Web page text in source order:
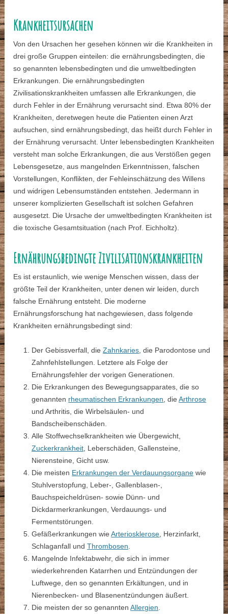
Krankheitsursachen
Von den Ursachen her gesehen können wir die Krankheiten in
drei große Gruppen einteilen: die ernährungsbedingten, die
so genannten lebensbedingten und die umweltbedingten
Erkrankungen. Die ernährungsbedingten
Zivilisationskrankheiten umfassen alle Erkrankungen, die
durch Fehler in der Ernährung verursacht sind. Etwa 80% der
Krankheiten, deretwegen heute die Patienten einen Arzt
aufsuchen, sind ernährungsbedingt, das heißt durch Fehler in
der Ernährung verursacht. Unter lebensbedingten Krankheiten
versteht man solche Erkrankungen, die aus Verstößen gegen
Lebensgesetze, aus mangelnden Erkenntnissen, falschen
Vorstellungen, Konflikten, der Fehleinschätzung des Willens
und widrigen Lebensumständen entstehen. Jedermann in
unserer komplizierten Gesellschaft ist solchen Gefahren
ausgesetzt. Die Ursache der umweltbedingten Krankheiten ist
die toxische Gesamtsituation (nach Prof. Eichholtz).
Ernährungsbedingte Zivilisationskrankheiten
Es ist erstaunlich, wie wenige Menschen wissen, dass der
größte Teil der Krankheiten, unter denen wir leiden, durch
falsche Ernährung entsteht. Die moderne
Ernährungsforschung hat nachgewiesen, dass folgende
Krankheiten ernährungsbedingt sind:
Der Gebissverfall, dieZahnkaries, die Parodontose und
Zahnfehlstellungen. Letztere als Folge der
Ernährungsfehler der vorigen Generationen.
Die Erkrankungen des Bewegungsapparates, die so
genannten rheumatischen Erkrankungen, dieArthrose
und Arthritis, die Wirbelsäulen- und
Bandscheibenschäden.
Alle Stoffwechselkrankheiten wie Übergewicht,
Zuckerkrankheit, Leberschäden, Gallensteine,
Nierensteine, Gicht usw.
Die meisten Erkrankungen der Verdauungsorgane wie
Stuhlverstopfung, Leber-, Gallenblasen-,
Bauchspeicheldrüsen- sowie Dünn- und
Dickdarmerkrankungen, Verdauungs- und
Fermentstörungen.
Gefäßerkrankungen wieArteriosklerose, Herzinfarkt,
Schlaganfall undThrombosen.
Mangelnde Infektabwehr, die sich in immer
wiederkehrenden Katarrhen und Entzündungen der
Luftwege, den so genannten Erkältungen, und in
Nierenbecken- und Blasenentzündungen äußert.
Die meisten der so genanntenAllergien.